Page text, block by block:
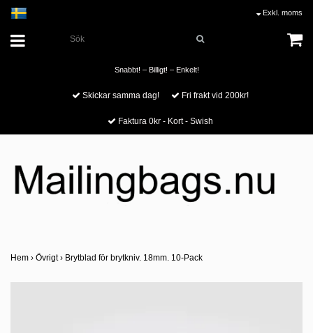
Exkl. moms
Snabbt! – Billigt! – Enkelt!
Skickar samma dag! Fri frakt vid 200kr!
Faktura 0kr - Kort - Swish
Hem › Övrigt› Brytblad för brytkniv. 18mm. 10-Pack